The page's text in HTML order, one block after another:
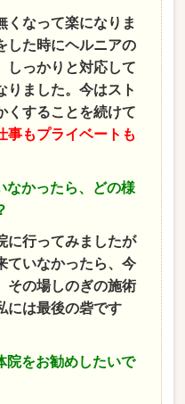
くなって楽になりま
した時にヘルニアの
しっかりと対応して
りました。今はスト
くすることを続けて
事もプライベートも
なかったら、どの様
に行ってみましたが
ていなかったら、今
その場しのぎの施術
には最後の砦です
院をお勧めしたいで